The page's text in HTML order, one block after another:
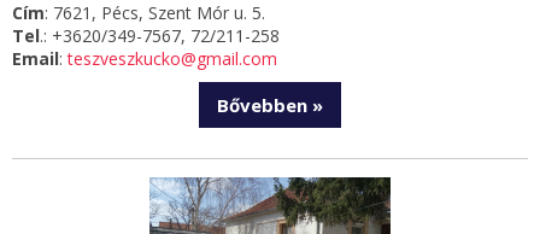
Cím: 7621, Pécs, Szent Mór u. 5.
Tel.: +3620/349-7567, 72/211-258
Email:teszveszkucko@gmail.com
Bővebben »